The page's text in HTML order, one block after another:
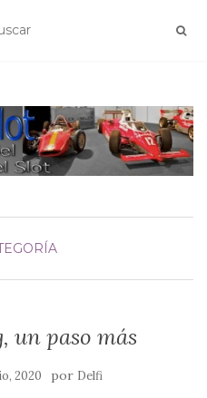
un paso más
2020 por Delfi